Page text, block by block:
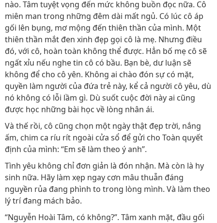
nào. Tâm tuyệt vọng đến mức không buồn đọc nữa. Cô
miên man trong những đêm dài mất ngủ. Có lúc cô áp
gối lên bụng, mơ mộng đến thiên thần của mình. Một
thiên thần mắt đen xinh đẹp gọi cô là mẹ. Nhưng điều
đó, với cô, hoàn toàn không thể được. Hẳn bố mẹ cô sẽ
ngất xỉu nếu nghe tin cô có bầu. Bạn bè, dư luận sẽ
không để cho cô yên. Không ai chào đón sự có mặt,
quyền làm người của đứa trẻ này, kể cả người cô yêu, dù
nó không có lỗi lầm gì. Dù suốt cuộc đời này ai cũng
được học những bài học về lòng nhân ái.
Và thế rồi, cô cũng chọn một ngày thật đẹp trời, nắng
ấm, chim ca ríu rít ngoài cửa sổ để gửi cho Toàn quyết
định của mình: “Em sẽ làm theo ý anh”.
Tình yêu không chỉ đơn giản là đón nhận. Mà còn là hy
sinh nữa. Hãy làm xẹp ngay cơn mâu thuẫn đáng
nguyền rủa đang phình to trong lòng mình. Và làm theo
lý trí đang mách bảo.
“Nguyễn Hoài Tâm, có không?”. Tâm xanh mặt, đầu gối